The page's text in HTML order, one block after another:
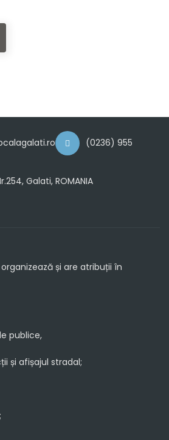
(0236) 955
Galati, ROMANIA
și are atribuții în
publice,
și afișajul stradal;